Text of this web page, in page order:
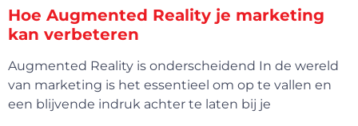
Hoe Augmented Reality je marketing
kan verbeteren
Augmented Reality is onderscheidend In de wereld
van marketing is het essentieel om op te vallen en
een blijvende indruk achter te laten bij je